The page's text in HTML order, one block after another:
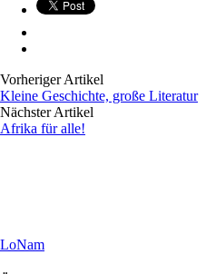
Vorheriger Artikel
Kleine Geschichte, große Literatur
Nächster Artikel
Afrika für alle!
LoNam